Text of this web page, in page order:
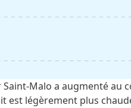
Saint-Malo a augmenté
est légèrement plus